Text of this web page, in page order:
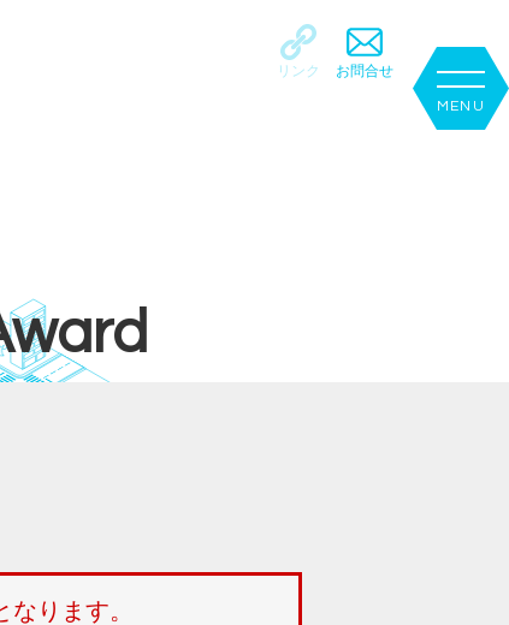
リンク お問合せ
ります。